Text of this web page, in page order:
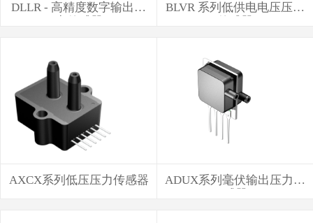
DLLR - 高精度数字输出压
BLVR 系列低供电电压压力
AXCX系列低压压力传感器
ADUX系列毫伏输出压力传